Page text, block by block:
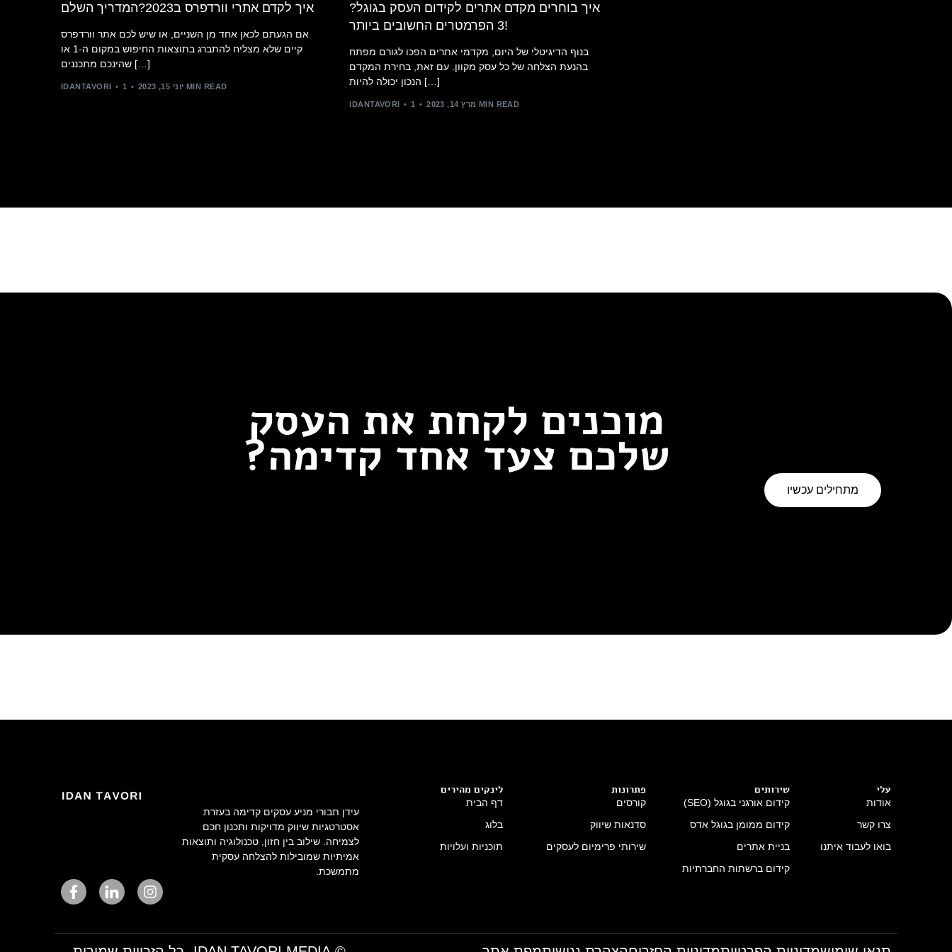
איך לקדם אתרי וורדפרס ב2023?המדריך השלם
אם הגעתם לכאן אחד מן השניים, או שיש לכם אתר וורדפרס
קיים שלא מצליח להתברג בתוצאות החיפוש במקום ה-1 או
שהינכם מתכננים […]
IDANTAVORI יוני 15, 2023 1 MIN READ
איך בוחרים מקדם אתרים לקידום העסק בגוגל?
3 הפרמטרים החשובים ביותר!
בנוף הדיגיטלי של היום, מקדמי אתרים הפכו לגורם מפתח
בהנעת הצלחה של כל עסק מקוון. עם זאת, בחירת המקדם
הנכון יכולה להיות […]
IDANTAVORI מרץ 14, 2023 1 MIN READ
מוכנים לקחת את העסק
שלכם צעד אחד קדימה?
מתחילים עכשיו
עידן תבורי מניע עסקים קדימה בעזרת
אסטרטגיות שיווק מדויקות ותכנון חכם
לצמיחה. שילוב בין חזון, טכנולוגיה ותוצאות
אמיתיות שמובילות להצלחה עסקית
מתמשכת.
לינקים מהירים
דף הבית
בלוג
תוכניות ועלויות
פתרונות
קורסים
סדנאות שיווק
שירותי פרימיום לעסקים
שירותים
קידום אורגני בגוגל (SEO)
קידום ממומן בגוגל אדס
בניית אתרים
קידום ברשתות החברתיות
עלי
אודות
צרו קשר
בואו לעבוד איתנו